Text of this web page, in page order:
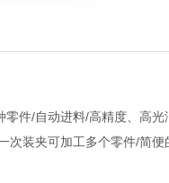
件/自动进料/高精度、高光
次装夹可加工多个零件/简便